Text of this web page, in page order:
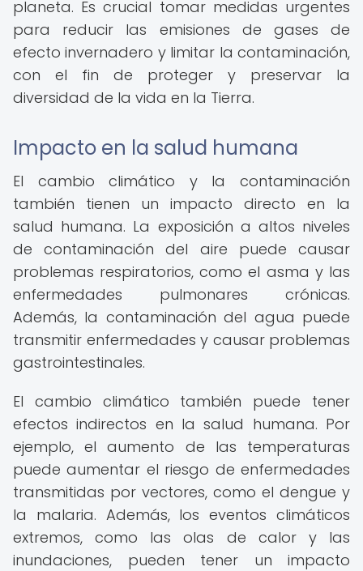
planeta. Es crucial tomar medidas urgentes
para reducir las emisiones de gases de
efecto invernadero y limitar la contaminación,
con el fin de proteger y preservar la
diversidad de la vida en la Tierra.
Impacto en la salud humana
El cambio climático y la contaminación
también tienen un impacto directo en la
salud humana. La exposición a altos niveles
de contaminación del aire puede causar
problemas respiratorios, como el asma y las
enfermedades pulmonares crónicas.
Además, la contaminación del agua puede
transmitir enfermedades y causar problemas
gastrointestinales.
El cambio climático también puede tener
efectos indirectos en la salud humana. Por
ejemplo, el aumento de las temperaturas
puede aumentar el riesgo de enfermedades
transmitidas por vectores, como el dengue y
la malaria. Además, los eventos climáticos
extremos, como las olas de calor y las
inundaciones, pueden tener un impacto